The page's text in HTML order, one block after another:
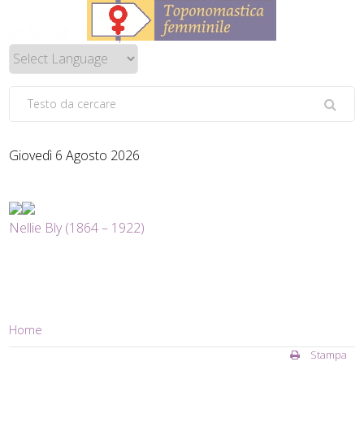
Giovedì 6 Agosto 2026
Nellie Bly (1864 – 1922)
Home
Stampa